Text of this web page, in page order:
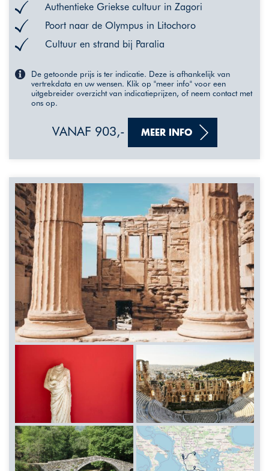
Authentieke Griekse cultuur in Zagori
Poort naar de Olympus in Litochoro
Cultuur en strand bij Paralia
De getoonde prijs is ter indicatie. Deze is afhankelijk van
vertrekdata en uw wensen. Klik op "meer info" voor een
uitgebreider overzicht van indicatieprijzen, of neem contact met
ons op.
VANAF 903,- MEER INFO